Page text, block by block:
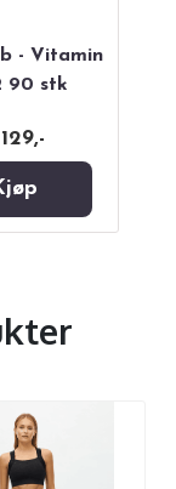
- Vitamin
90 stk
129,-